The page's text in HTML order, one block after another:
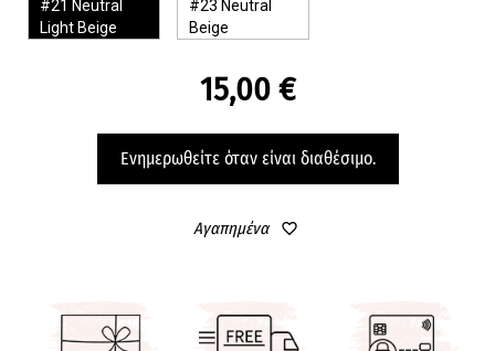
#21 Neutral
Light Beige
#23 Neutral
Beige
15,00 €
Ενημερωθείτε όταν είναι διαθέσιμο.
Αγαπημένα favorite_border